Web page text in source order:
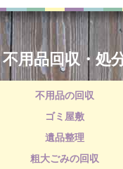
不用品回収・処
不用品の回収
ゴミ屋敷
遺品整理
粗大ごみの回収